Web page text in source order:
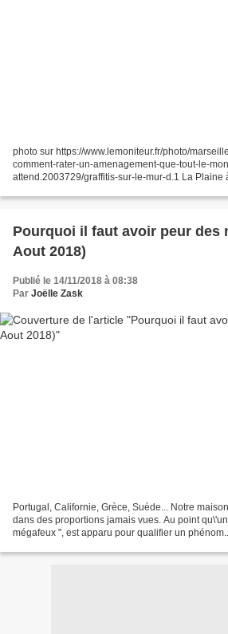
photo sur https://www.lemoniteur.fr/photo/
comment-rater-un-amenagement-que-tout-le-
attend.2003729/graffitis-sur-le-mur-d.1 La Plaine
https://aoc.media/opinion/2018/11/07/plaine-a-
Pourquoi il faut avoir peur des
Aout 2018)
Publié le 14/11/2018 à 08:38
Par Joëlle Zask
Portugal, Californie, Grèce, Suède... Notre
dans des proportions jamais vues. Au point
mégafeux ", est apparu pour qualifier un